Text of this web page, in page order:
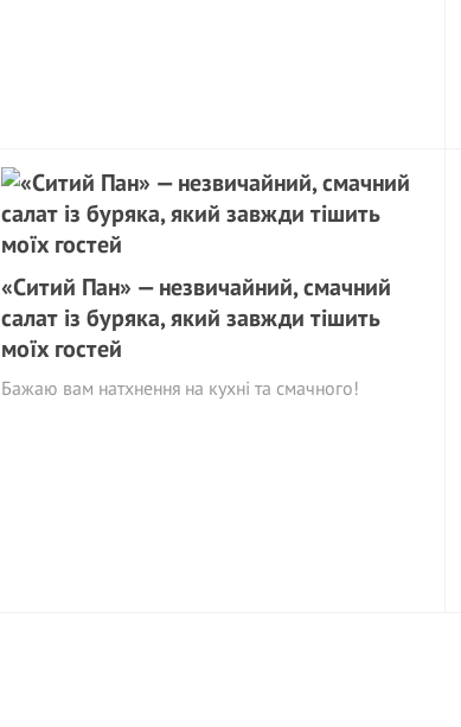
«Ситий Пан» — незвичайний, смачний
салат із буряка, який завжди тішить
моїх гостей
Бажаю вам натхнення на кухні та смачного!